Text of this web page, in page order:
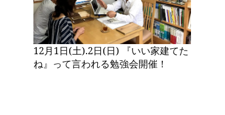
12月1日(土).2日(日) 『いい家建てた
ね』って言われる勉強会開催！